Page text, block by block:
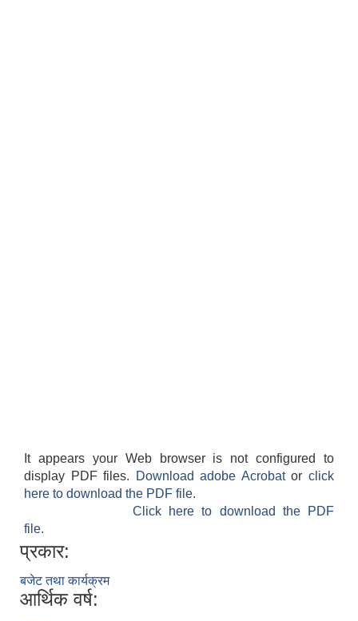
It appears your Web browser is not configured to
display PDF files.
Download adobe Acrobatorclick
here to download the PDF file.
Click here to download the PDF
file.
प्रकार:
बजेट तथा कार्यक्रम
आर्थिक वर्ष: